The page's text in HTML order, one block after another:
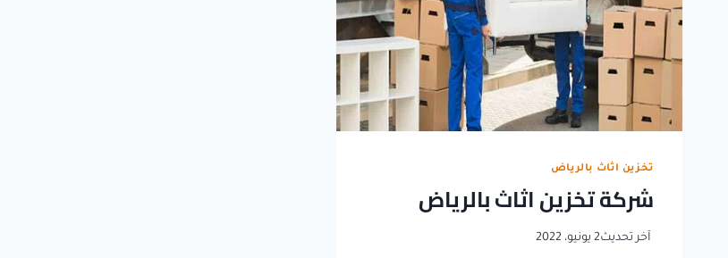
تخزين اثاث بالرياض
شركة تخزين اثاث بالرياض
آخر تحديث2 يونيو، 2022